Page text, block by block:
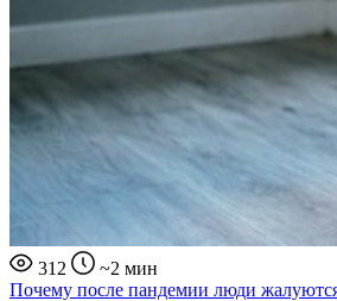
312
~2 мин
Почему после пандемии люди